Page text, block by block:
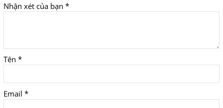
Nhận xét của bạn *
Tên *
Email *